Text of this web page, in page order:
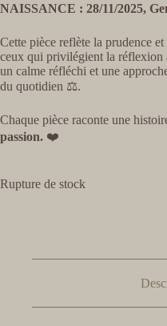
NAISSANCE : 28/11/2025,
Cette pièce reflète la prudence
ceux qui privilégient la réflexion
un calme réfléchi et une
du quotidien ⚖️.
Chaque pièce raconte une
passion. ❤️
Rupture de stock